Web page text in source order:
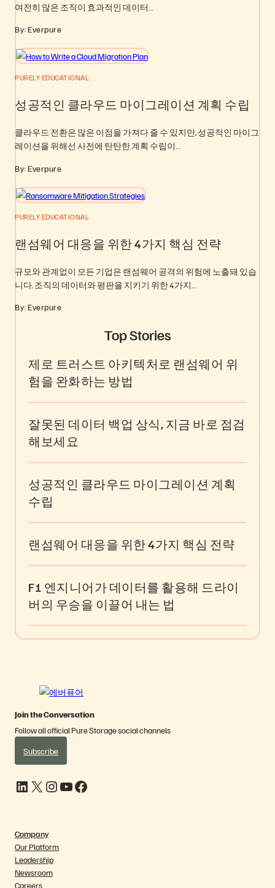
여전히 많은 조직이 효과적인 데이터…
By: Everpure
PURELY EDUCATIONAL
성공적인 클라우드 마이그레이션 계획 수립
클라우드 전환은 많은 이점을 가져다 줄 수 있지만, 성공적인 마이그
레이션을 위해선 사전에 탄탄한 계획 수립이…
By: Everpure
PURELY EDUCATIONAL
랜섬웨어 대응을 위한 4가지 핵심 전략
규모와 관계없이 모든 기업은 랜섬웨어 공격의 위험에 노출돼 있습
니다. 조직의 데이터와 평판을 지키기 위한 4가지…
By: Everpure
Top Stories
제로 트러스트 아키텍처로 랜섬웨어 위
험을 완화하는 방법
잘못된 데이터 백업 상식, 지금 바로 점검
해보세요
성공적인 클라우드 마이그레이션 계획
수립
랜섬웨어 대응을 위한 4가지 핵심 전략
F1 엔지니어가 데이터를 활용해 드라이
버의 우승을 이끌어 내는 법
Join the Conversation
Follow all official Pure Storage social channels
Subscribe
LinkedIn X Instagram YouTube Facebook
Company
Our Platform
Leadership
Newsroom
Careers